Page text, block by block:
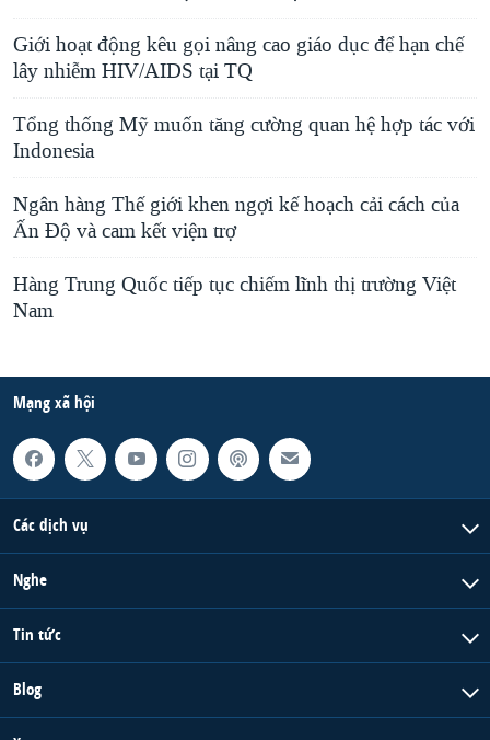
Giới hoạt động kêu gọi nâng cao giáo dục để hạn chế
lây nhiễm HIV/AIDS tại TQ
Tổng thống Mỹ muốn tăng cường quan hệ hợp tác với
Indonesia
Ngân hàng Thế giới khen ngợi kế hoạch cải cách của
Ấn Ðộ và cam kết viện trợ
Hàng Trung Quốc tiếp tục chiếm lĩnh thị trường Việt
Nam
Mạng xã hội
Các dịch vụ
Nghe
Tin tức
Blog